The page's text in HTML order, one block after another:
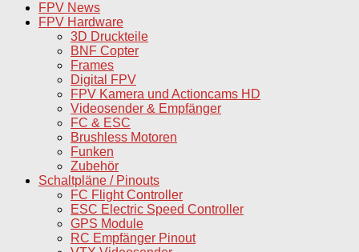
FPV News
FPV Hardware
3D Druckteile
BNF Copter
Frames
Digital FPV
FPV Kamera und Actioncams HD
Videosender & Empfänger
FC & ESC
Brushless Motoren
Funken
Zubehör
Schaltpläne / Pinouts
FC Flight Controller
ESC Electric Speed Controller
GPS Module
RC Empfänger Pinout